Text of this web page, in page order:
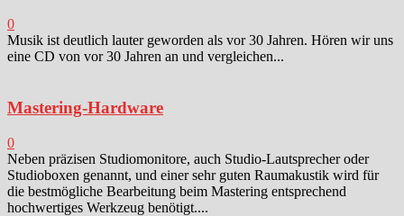
0
Musik ist deutlich lauter geworden als vor 30 Jahren. Hören wir uns
eine CD von vor 30 Jahren an und vergleichen...
Mastering-Hardware
0
Neben präzisen Studiomonitore, auch Studio-Lautsprecher oder
Studioboxen genannt, und einer sehr guten Raumakustik wird für
die bestmögliche Bearbeitung beim Mastering entsprechend
hochwertiges Werkzeug benötigt....